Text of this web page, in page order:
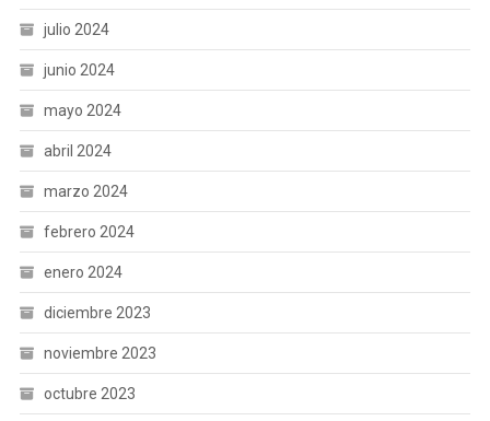
julio 2024
junio 2024
mayo 2024
abril 2024
marzo 2024
febrero 2024
enero 2024
diciembre 2023
noviembre 2023
octubre 2023